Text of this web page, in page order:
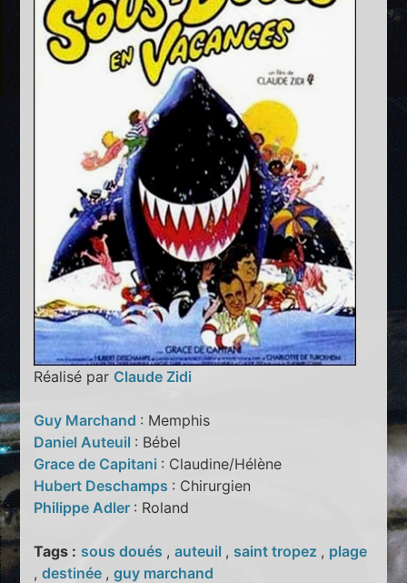
Réalisé par Claude Zidi
Guy Marchand : Memphis
Daniel Auteuil : Bébel
Grace de Capitani : Claudine/Hélène
Hubert Deschamps : Chirurgien
Philippe Adler : Roland
Tags : sous doués ,auteuil , saint tropez , plage
,destinée ,guy marchand